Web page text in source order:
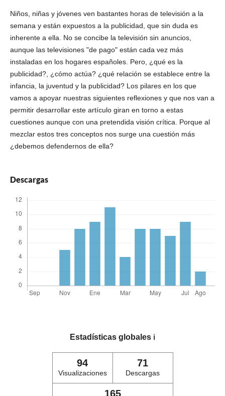
Niños, niñas y jóvenes ven bastantes horas de televisión a la
semana y están expuestos a la publicidad, que sin duda es
inherente a ella. No se concibe la televisión sin anuncios,
aunque las televisiones "de pago" están cada vez más
instaladas en los hogares españoles. Pero, ¿qué es la
publicidad?, ¿cómo actúa? ¿qué relación se establece entre la
infancia, la juventud y la publicidad? Los pilares en los que
vamos a apoyar nuestras siguientes reflexiones y que nos van a
permitir desarrollar este artículo giran en torno a estas
cuestiones aunque con una pretendida visión crítica. Porque al
mezclar estos tres conceptos nos surge una cuestión más
¿debemos defendernos de ella?
Descargas
Estadísticas globales ℹ️
94
Visualizaciones
71
Descargas
165